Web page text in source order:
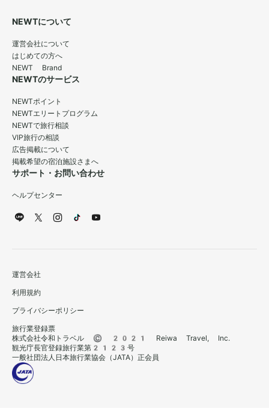
NEWTについて
運営会社について
はじめての方へ
NEWT Brand
NEWTのサービス
NEWTポイント
NEWTエリートプログラム
NEWTで旅行相談
VIP旅行の相談
広告掲載について
掲載希望の宿泊施設さまへ
サポート・お問い合わせ
ヘルプセンター
運営会社
利用規約
プライバシーポリシー
旅行業登録票
株式会社令和トラベル © 2021 Reiwa Travel, Inc.
観光庁長官登録旅行業第2123号
一般社団法人日本旅行業協会（JATA）正会員